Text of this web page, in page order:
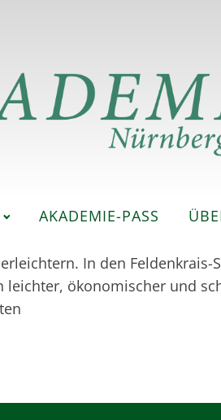
AKADEMIE-PASS
In den
ökonomischer und